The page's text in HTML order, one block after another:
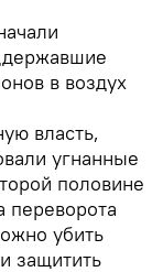
в воздух
власть,
угнанные
половине
переворота
убить
защитить